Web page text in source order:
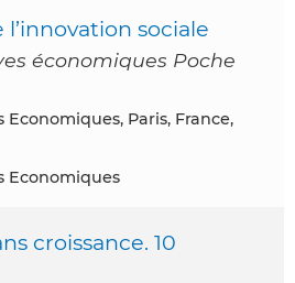
sociale
économiques Poche
Economiques
croissance. 10